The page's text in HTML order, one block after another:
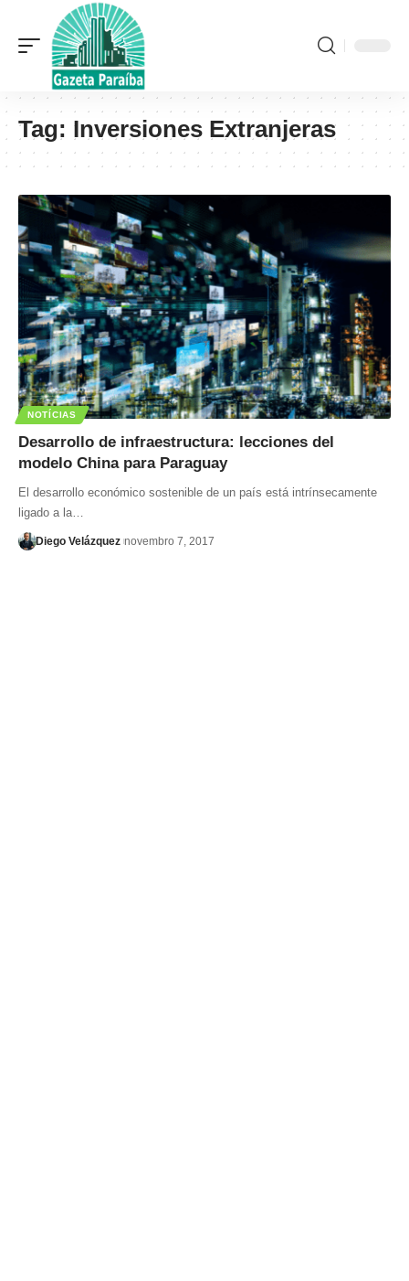
Tag: Inversiones Extranjeras
NOTÍCIAS
Desarrollo de infraestructura: lecciones del
modelo China para Paraguay
El desarrollo económico sostenible de un país está intrínsecamente
ligado a la…
Diego Velázquez novembro 7, 2017